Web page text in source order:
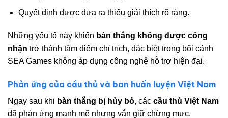
Quyết định được đưa ra thiếu giải thích rõ ràng.
Những yếu tố này khiến bàn thắng không được công
nhận trở thành tâm điểm chỉ trích, đặc biệt trong bối cảnh
SEA Games không áp dụng công nghệ hỗ trợ hiện đại.
Phản ứng của cầu thủ và ban huấn luyện Việt Nam
Ngay sau khi bàn thắng bị hủy bỏ, các cầu thủ Việt Nam
đã phản ứng mạnh mẽ nhưng vẫn giữ chừng mực.